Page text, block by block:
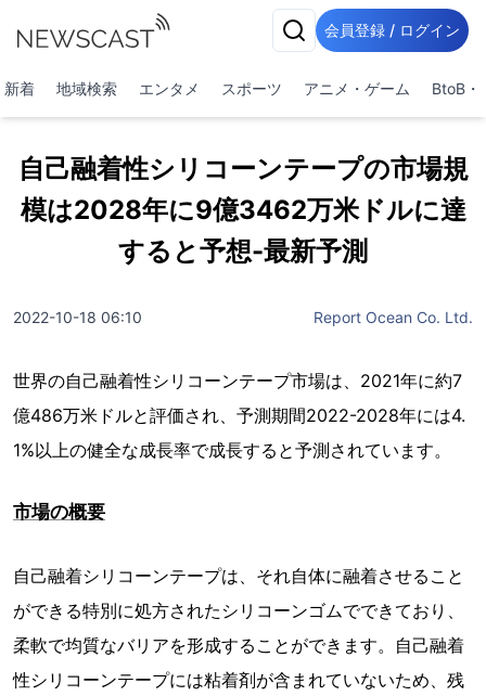
会員登録 / ログイン
新着 地域検索 エンタメ スポーツ アニメ・ゲーム BtoB・
自己融着性シリコーンテープの市場規
模は2028年に9億3462万米ドルに達
すると予想-最新予測
2022-10-18 06:10 Report Ocean Co. Ltd.
世界の自己融着性シリコーンテープ市場は、2021年に約7
億486万米ドルと評価され、予測期間2022-2028年には4.
1%以上の健全な成長率で成長すると予測されています。
市場の概要
自己融着シリコーンテープは、それ自体に融着させること
ができる特別に処方されたシリコーンゴムでできており、
柔軟で均質なバリアを形成することができます。自己融着
性シリコーンテープには粘着剤が含まれていないため、残